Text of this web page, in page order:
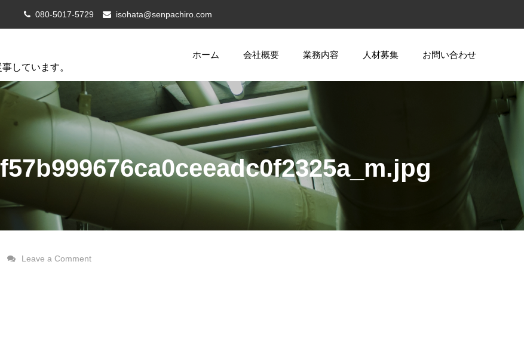
080-5017-5729 isohata@senpachiro.com
しています。
ホーム 会社概要 業務内容 人材募集 お問い合わせ
Leave a Comment